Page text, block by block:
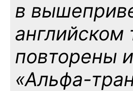
в
английском
повторены
«Альфа-